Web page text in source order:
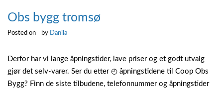
Obs bygg tromsø
Posted on by Danila
Derfor har vi lange åpningstider, lave priser og et godt utvalg
gjør det selv-varer. Ser du etter ◴ åpningstidene til Coop Obs
Bygg? Finn de siste tilbudene, telefonnummer og åpningstider